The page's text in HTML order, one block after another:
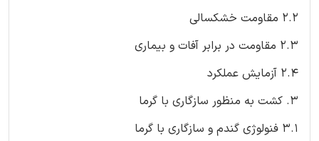
2.2 مقاومت خشکسالی
2.3 مقاومت در برابر آفات و بیماری
2.4 آزمایش عملکرد
3. کشت به منظور سازگاری با گرما
3.1 فنولوژی گندم و سازگاری با گرما